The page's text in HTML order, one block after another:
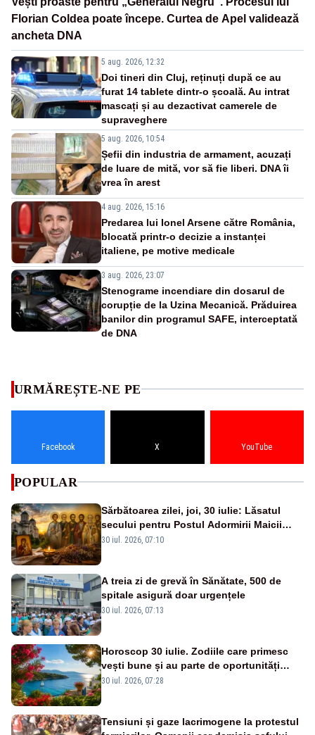
Florian Coldea poate începe. Curtea de Apel validează
ancheta DNA
5 aug. 2026, 12:32
Doi tineri din Cluj, reținuți după ce au
furat 14 tablete dintr-o școală. Au intrat
mascați și au dezactivat camerele de
supraveghere
5 aug. 2026, 10:54
Șefii din industria de armament, acuzați
de luare de mită, vor să fie liberi. DNA îi
vrea în arest
4 aug. 2026, 15:16
Predarea lui Ionel Arsene către România,
blocată printr-o decizie a instanței
italiene, pe motive medicale
3 aug. 2026, 23:07
Stenograme incendiare din dosarul de
corupție de la Uzina Mecanică. Prăduirea
banilor din programul SAFE, interceptată
de DNA
URMĂREȘTE-NE PE
Facebook X YouTube
POPULAR
Sărbătoarea zilei, joi, 30 iulie: Lăsatul
secului pentru Postul Adormirii Maicii
Domnului și Sfântul Valentin
30 iul. 2026, 07:10
A treia zi de grevă în Sănătate, 500 de
spitale asigură doar urgențele
30 iul. 2026, 07:13
Horoscop 30 iulie. Zodiile care primesc
vești bune și au parte de oportunități
neașteptate
30 iul. 2026, 07:28
Tensiuni și gaze lacrimogene la protestul